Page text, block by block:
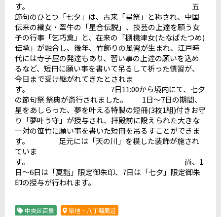
す。 五
節句のひとつ「七夕」は、古来「星祭」と称され、中国
伝来の織女・牽牛の「星合伝説」、技芸の上達を願う女
子の行事「乞巧奠」と、在来の「棚機津女(たなばたつめ)
伝承」が融合し、後年、竹飾りの風習が生まれ、江戸時
代には寺子屋の発達もあり、習い事の上達の願いを込め
るなど、短冊に願い事を書いて吊るして祈った慣習が、
今日まで受け継がれてきたとされま
す。 7日11:00から境内にて、七夕
の節句祭 祭典が斎行されました。 1日～7日の期間、
星をあしらった、夢を叶える特製の短冊(3枚1組)付きお守
り「夢叶う守」が授与され、拝殿前に設えられた大きな
一対の笹竹に願い事を書いた短冊を吊るすことができま
す。 足元には「天の川」を模した装飾が施され
ていま
す。 尚、1
日～6日は「夏詣」限定御朱印、7日は「七夕」限定御朱
印の授与が行われます。
中央区百景 築地・八丁堀周辺